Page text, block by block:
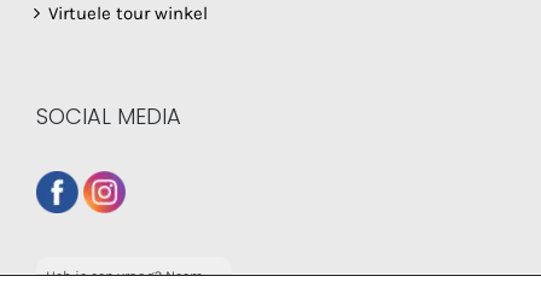
Virtuele tour winkel
SOCIAL MEDIA
Heb je een vraag? Neem